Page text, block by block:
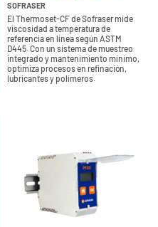
SOFRASER
El Thermoset-CF de Sofraser mide
viscosidad a temperatura de
referencia en línea según ASTM
D445. Con un sistema de muestreo
integrado y mantenimiento mínimo,
optimiza procesos en refinación,
lubricantes y polímeros.